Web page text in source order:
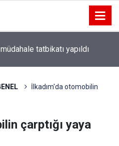
tatbikatı yapıldı
İlkadım'da otomobilin
çarptığı yaya